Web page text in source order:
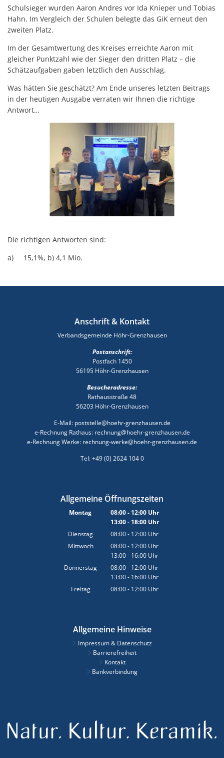
Schulsieger wurden Aaron Andres vor Ida Knieper und Tobias
Hahn. Im Vergleich der Schulen belegte das GiK erneut den
zweiten Platz.
Im der Gesamtwertung des Kreises erreichte Aaron mit
gleicher Punktzahl wie der Sieger den dritten Platz – die
Schätzaufgaben gaben letztlich den Ausschlag.
Was hätten Sie geschätzt? Am Ende unseres letzten Beitrags
in der heutigen Ausgabe verraten wir Ihnen die richtige
Antwort…
Die richtigen Antworten sind:
a) 15,1%, b) 4,1 Mio.
Anschrift & Kontakt
Verbandsgemeinde Höhr-Grenzhausen
Postanschrift:
Postfach 1450
56195 Höhr-Grenzhausen
Besucheradresse:
Rathausstraße 48
56203 Höhr-Grenzhausen
E-Mail: poststelle@hoehr-grenzhausen.de
e-Rechnung Rathaus: rechnung@hoehr-grenzhausen.de
e-Rechnung Werke: rechnung-werke@hoehr-grenzhausen.de
Tel: +49 (0) 2624 104 0
Allgemeine Öffnungszeiten
Montag 08:00- 12:00Uhr
Von 08:00 bis 12:00 Uhr
13:00- 18:00Uhr
Von 13:00 bis 18:00 Uhr
Dienstag 08:00- 12:00 Uhr
Von 08:00 bis 12:00 Uhr
Mittwoch 08:00- 12:00 Uhr
Von 08:00 bis 12:00 Uhr
13:00- 16:00 Uhr
Von 13:00 bis 16:00 Uhr
Donnerstag 08:00- 12:00 Uhr
Von 08:00 bis 12:00 Uhr
13:00- 16:00 Uhr
Von 13:00 bis 16:00 Uhr
Freitag 08:00- 12:00 Uhr
Allgemeine Hinweise
Impressum & Datenschutz
Barrierefreiheit
Kontakt
Bankverbindung